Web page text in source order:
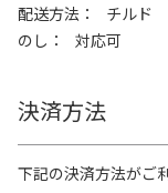
配送方法
チルド
のし
対応可
決済方法
下記の決済方法がご